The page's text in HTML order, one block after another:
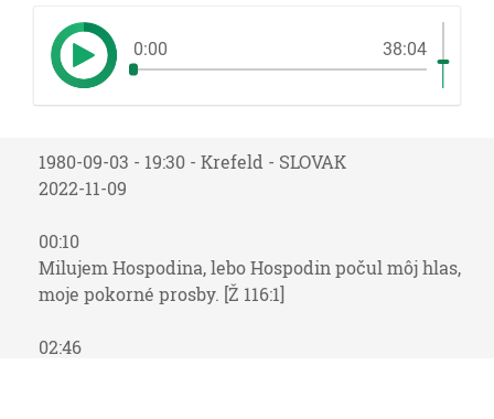
0:00 38:04
1980-09-03 - 19:30 - Krefeld - SLOVAK
2022-11-09
00:10
Milujem Hospodina, lebo Hospodin počul môj hlas,
moje pokorné prosby. [Ž 116:1]
02:46